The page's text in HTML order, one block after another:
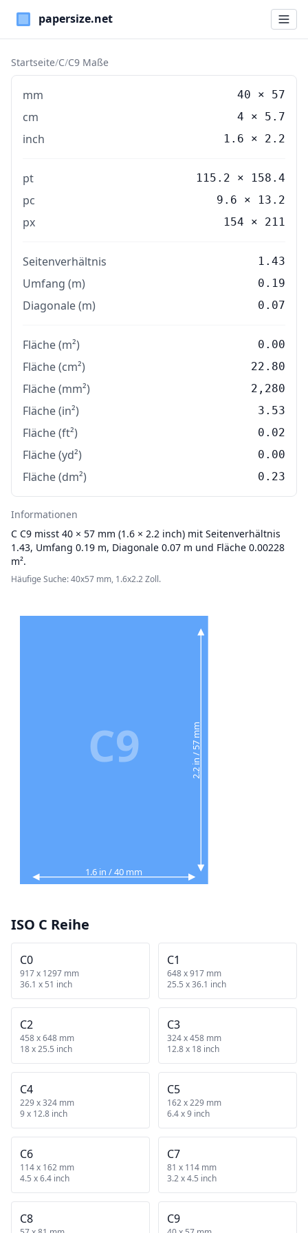
Paper Sizes
Startseite/C/C9 Maße
mm 40 × 57
cm 4 × 5.7
inch 1.6 × 2.2
pt 115.2 × 158.4
pc 9.6 × 13.2
px 154 × 211
Seitenverhältnis 1.43
Umfang (m) 0.19
Diagonale (m) 0.07
Fläche (m²) 0.00
Fläche (cm²) 22.80
Fläche (mm²) 2,280
Fläche (in²) 3.53
Fläche (ft²) 0.02
Fläche (yd²) 0.00
Fläche (dm²) 0.23
Informationen
C C9 misst 40 × 57 mm (1.6 × 2.2 inch) mit Seitenverhältnis
1.43, Umfang 0.19 m, Diagonale 0.07 m und Fläche 0.00228
m².
Häufige Suche: 40x57 mm, 1.6x2.2 Zoll.
1.6 in / 40 mm
2.2 in / 57 mm
C9
ISO C Reihe
C0
917 x 1297 mm
36.1 x 51 inch
C1
648 x 917 mm
25.5 x 36.1 inch
C2
458 x 648 mm
18 x 25.5 inch
C3
324 x 458 mm
12.8 x 18 inch
C4
229 x 324 mm
9 x 12.8 inch
C5
162 x 229 mm
6.4 x 9 inch
C6
114 x 162 mm
4.5 x 6.4 inch
C7
81 x 114 mm
3.2 x 4.5 inch
C8 C9